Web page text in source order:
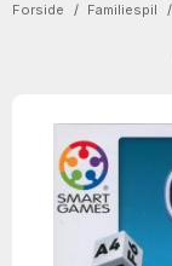
Forside Familiespil